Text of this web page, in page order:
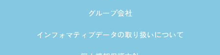
グループ会社
インフォマティブデータの取り扱いについて